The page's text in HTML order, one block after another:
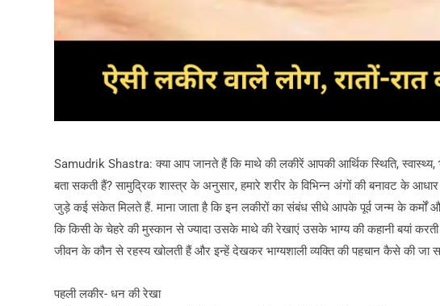
Samudrik Shastra: क्या आप जानते हैं कि माथे की लकीरें आपकी आर्थिक स्थिति,
बता सकती हैं? सामुद्रिक शास्त्र के अनुसार, हमारे शरीर के विभिन्‍न अंगों की बनावट के
जुड़े कई संकेत मिलते हैं. माना जाता है कि इन लकीरों का संबंध सीधे आपके पूर्व जन्म के कर्मों
कि किसी के चेहरे की मुस्कान से ज्यादा उसके माथे की रेखाएं उसके भाग्य की कहानी बयां करती
जीवन के कौन से रहस्य खोलती हैं और इन्हें देखकर भाग्यशाली व्यक्ति की पहचान कैसे की जा
पहली लकीर- धन की रेखा